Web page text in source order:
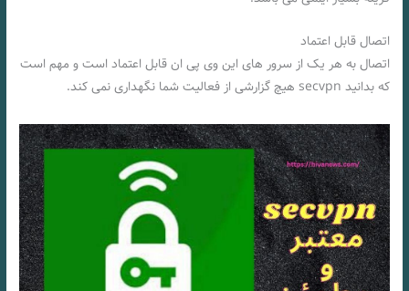
اتصال قابل اعتماد
اتصال به هر یک از سرور های این وی پی ان قابل اعتماد است و مهم است
که بدانید secvpn هیچ گزارشی از فعالیت شما نگهداری نمی کند.